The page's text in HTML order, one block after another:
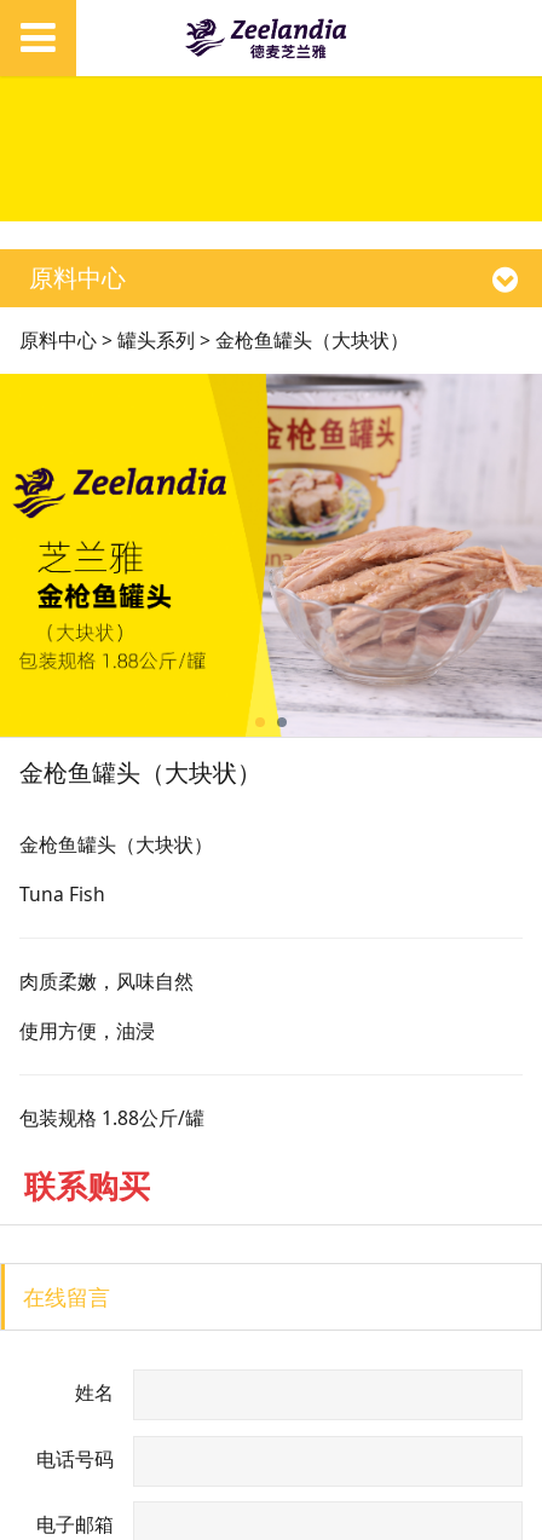
原料中心
金枪鱼罐头（大块状）
原料中心>罐头系列 >金枪鱼罐头（大块状）
金枪鱼罐头（大块状）
金枪鱼罐头（大块状）
Tuna Fish
肉质柔嫩，风味自然
使用方便，油浸
包装规格 1.88公斤/罐
联系购买
在线留言
姓名
电话号码
电子邮箱